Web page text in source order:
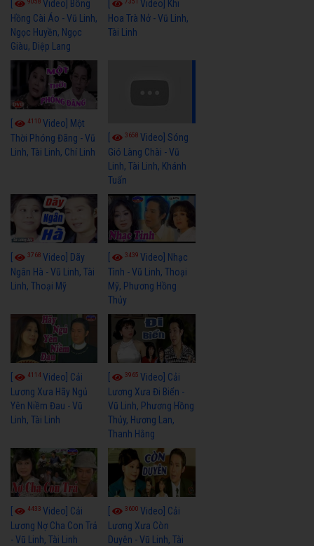
Video] Bông
Hồng Cài Áo - Vũ Linh,
Ngọc Huyền, Ngọc
Giàu, Diệp Lang
Video] Khi
Hoa Trà Nở - Vũ Linh,
Tài Linh
4110 Video] Một
Thời Phóng Đãng - Vũ
Linh, Tài Linh, Chí Linh
3658Video] Sóng
Gió Làng Chài - Vũ
Linh, Tài Linh, Khánh
Tuấn
3768 Video] Dãy
Ngân Hà - Vũ Linh, Tài
Linh, Thoại Mỹ
3439Video] Nhạc
Tình - Vũ Linh, Thoại
Mỹ, Phương Hồng
Thủy
4114Video] Cải
Lương Xưa Hãy Ngủ
Yên Niềm Đau - Vũ
Linh, Tài Linh
3965Video] Cải
Lương Xưa Đi Biển -
Vũ Linh, Phương Hồng
Thủy, Hương Lan,
Thanh Hằng
4433 Video] Cải
Lương Nợ Cha Con Trả
- Vũ Linh, Tài Linh
3600Video] Cải
Lương Xưa Còn
Duyên - Vũ Linh, Tài